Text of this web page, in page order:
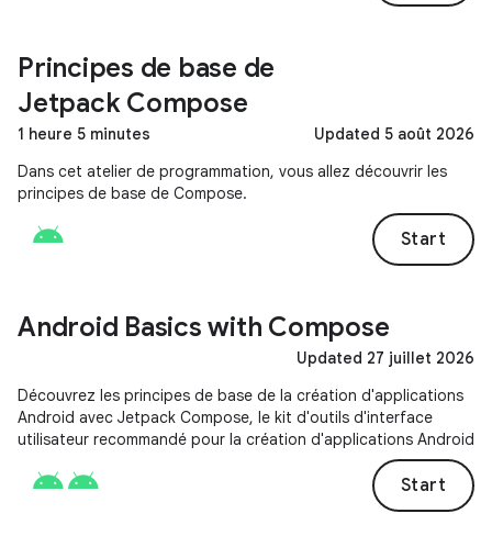
Principes de base de
Jetpack Compose
1 heure 5 minutes
Updated 5 août 2026
Dans cet atelier de programmation, vous allez découvrir les
principes de base de Compose.
Start
Android Basics with Compose
Updated 27 juillet 2026
Découvrez les principes de base de la création d'applications
Android avec Jetpack Compose, le kit d'outils d'interface
utilisateur recommandé pour la création d'applications Android
Start